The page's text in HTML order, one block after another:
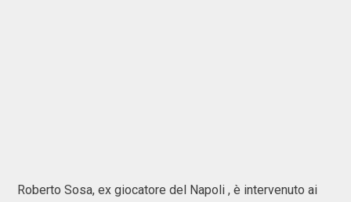
Roberto Sosa, ex giocatore del Napoli , è intervenuto ai